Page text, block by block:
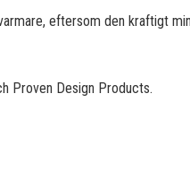
eftersom den kraftigt
Proven Design Products.